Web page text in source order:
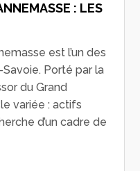
: LES
est l’un des
Porté par la
du Grand
variée : actifs
d’un cadre de